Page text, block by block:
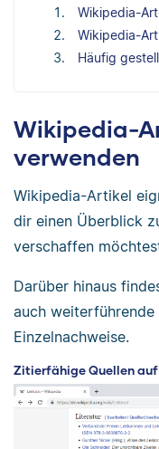
Wikipedia-
Wikipedia-
Häufig
Wikipedia-
verwenden
Wikipedia-Artikel
dir einen Überblick
verschaffen
Darüber hinaus
auch
Einzelnachweise.
Zitierfähige Quellen